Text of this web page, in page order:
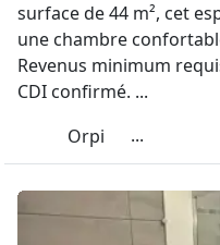
surface de 44 m², cet
une chambre
Revenus minimum
CDI confirmé. ...
Orpi
...